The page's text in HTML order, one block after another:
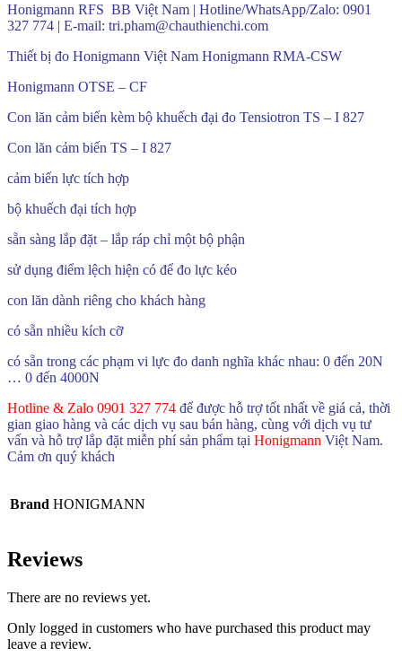
Honigmann RFS BB Việt Nam | Hotline/WhatsApp/Zalo: 0901
327 774 | E-mail: tri.pham@chauthienchi.com
Thiết bị đo Honigmann Việt Nam Honigmann RMA-CSW
Honigmann OTSE – CF
Con lăn cảm biến kèm bộ khuếch đại đo Tensiotron TS – I 827
Con lăn cảm biến TS – I 827
cảm biến lực tích hợp
bộ khuếch đại tích hợp
sẵn sàng lắp đặt – lắp ráp chỉ một bộ phận
sử dụng điểm lệch hiện có để đo lực kéo
con lăn dành riêng cho khách hàng
có sẵn nhiều kích cỡ
có sẵn trong các phạm vi lực đo danh nghĩa khác nhau: 0 đến 20N
… 0 đến 4000N
Hotline & Zalo 0901 327 774 để được hỗ trợ tốt nhất về giá cả, thời
gian giao hàng và các dịch vụ sau bán hàng, cùng với dịch vụ tư
vấn và hỗ trợ lắp đặt miễn phí sản phẩm tại Honigmann Việt Nam.
Cảm ơn quý khách
Brand HONIGMANN
Reviews
There are no reviews yet.
Only logged in customers who have purchased this product may
leave a review.